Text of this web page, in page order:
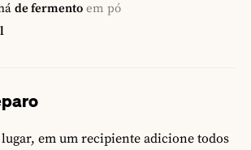
de fermento em pó
em um recipiente adicione todos